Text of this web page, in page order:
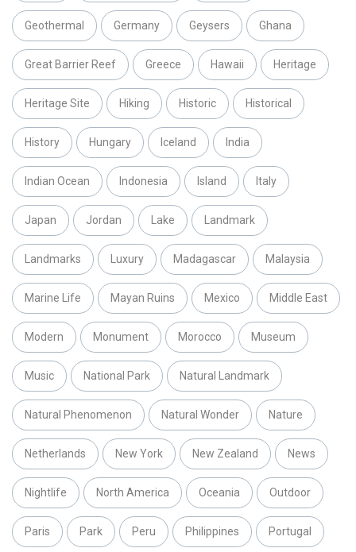
Geothermal Germany Geysers Ghana
Great Barrier Reef Greece Hawaii Heritage
Heritage Site Hiking Historic Historical
History Hungary Iceland India
Indian Ocean Indonesia Island Italy
Japan Jordan Lake Landmark
Landmarks Luxury Madagascar Malaysia
Marine Life Mayan Ruins Mexico Middle East
Modern Monument Morocco Museum
Music National Park Natural Landmark
Natural Phenomenon Natural Wonder Nature
Netherlands New York New Zealand News
Nightlife North America Oceania Outdoor
Paris Park Peru Philippines Portugal